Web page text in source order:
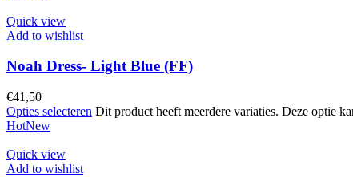
Quick view
Add to wishlist
Noah Dress- Light Blue (FF)
€41,50
Opties selecteren Dit product heeft meerdere variaties. Deze optie
HotNew
Quick view
Add to wishlist